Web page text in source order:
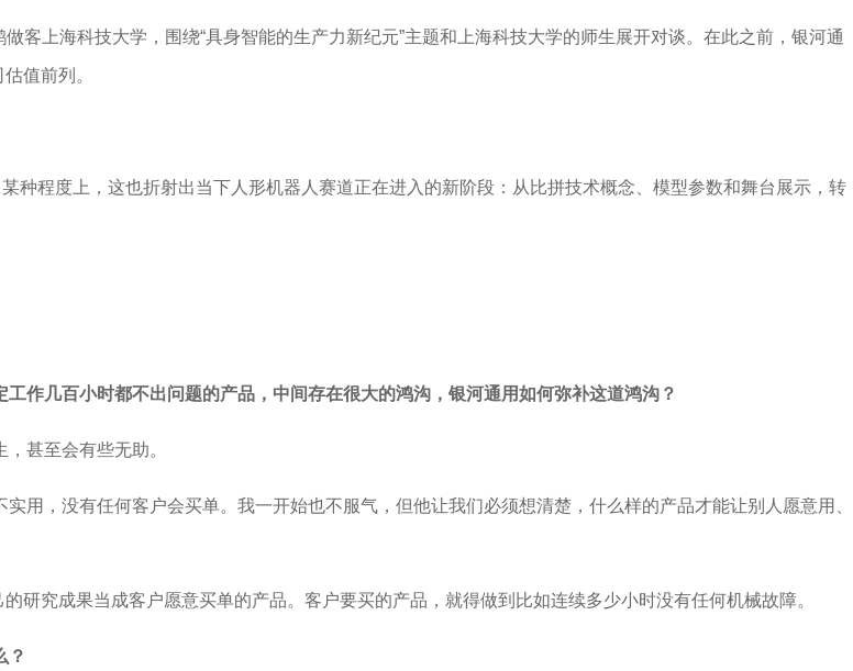
客上海科技大学，围绕“具身智能的生产力新纪元”主题和上海科技大学的师生展开对谈。在此之前，银河通
值前列。
种程度上，这也折射出当下人形机器人赛道正在进入的新阶段：从比拼技术概念、模型参数和舞台展示，转
作几百小时都不出问题的产品，中间存在很大的鸿沟，银河通用如何弥补这道鸿沟？
甚至会有些无助。
用，没有任何客户会买单。我一开始也不服气，但他让我们必须想清楚，什么样的产品才能让别人愿意用、
研究成果当成客户愿意买单的产品。客户要买的产品，就得做到比如连续多少小时没有任何机械故障。
？